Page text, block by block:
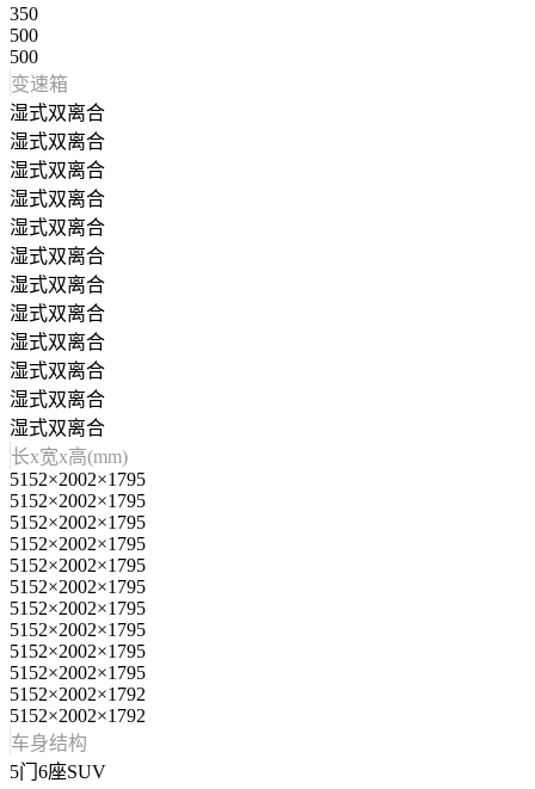
350
500
500
变速箱
湿式双离合
湿式双离合
湿式双离合
湿式双离合
湿式双离合
湿式双离合
湿式双离合
湿式双离合
湿式双离合
湿式双离合
湿式双离合
湿式双离合
长x宽x高(mm)
5152×2002×1795
5152×2002×1795
5152×2002×1795
5152×2002×1795
5152×2002×1795
5152×2002×1795
5152×2002×1795
5152×2002×1795
5152×2002×1795
5152×2002×1795
5152×2002×1792
5152×2002×1792
车身结构
5门6座SUV